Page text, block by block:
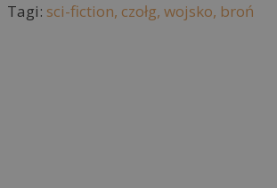
Tagi: sci-fiction, czołg, wojsko, broń